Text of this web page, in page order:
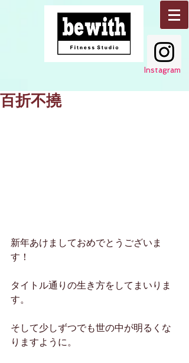
Instagram
百折不撓
新年あけましておめでとうございま
す！
タイトル通りの生き方をしてまいりま
す。
そして少しずつでも世の中が明るくな
りますように。